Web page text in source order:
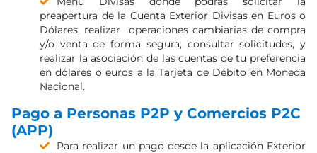
preapertura de la Cuenta Exterior Divisas en Euros o
Dólares, realizar operaciones cambiarias de compra
y/o venta de forma segura, consultar solicitudes, y
realizar la asociación de las cuentas de tu preferencia
en dólares o euros a la Tarjeta de Débito en Moneda
Nacional.
Pago a Personas P2P y Comercios P2C
(APP)
Para realizar un pago desde la aplicación Exterior